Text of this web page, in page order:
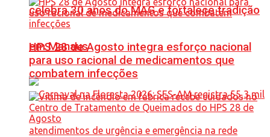
celebra 30 anos do MAG e fortalece tradição
em Manaus
HPS 28 de Agosto integra esforço nacional
para uso racional de medicamentos que
combatem infecções